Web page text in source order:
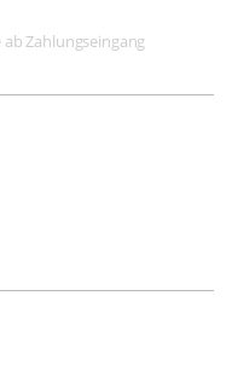
Zahlungseingang